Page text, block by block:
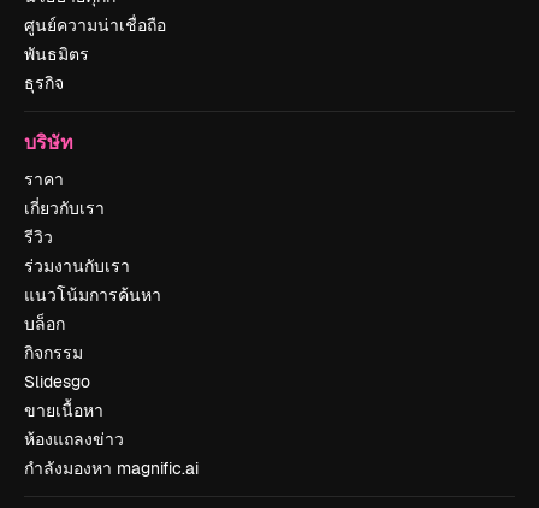
ศูนย์ความน่าเชื่อถือ
พันธมิตร
ธุรกิจ
บริษัท
ราคา
เกี่ยวกับเรา
รีวิว
ร่วมงานกับเรา
แนวโน้มการค้นหา
บล็อก
กิจกรรม
Slidesgo
ขายเนื้อหา
ห้องแถลงข่าว
กำลังมองหา magnific.ai